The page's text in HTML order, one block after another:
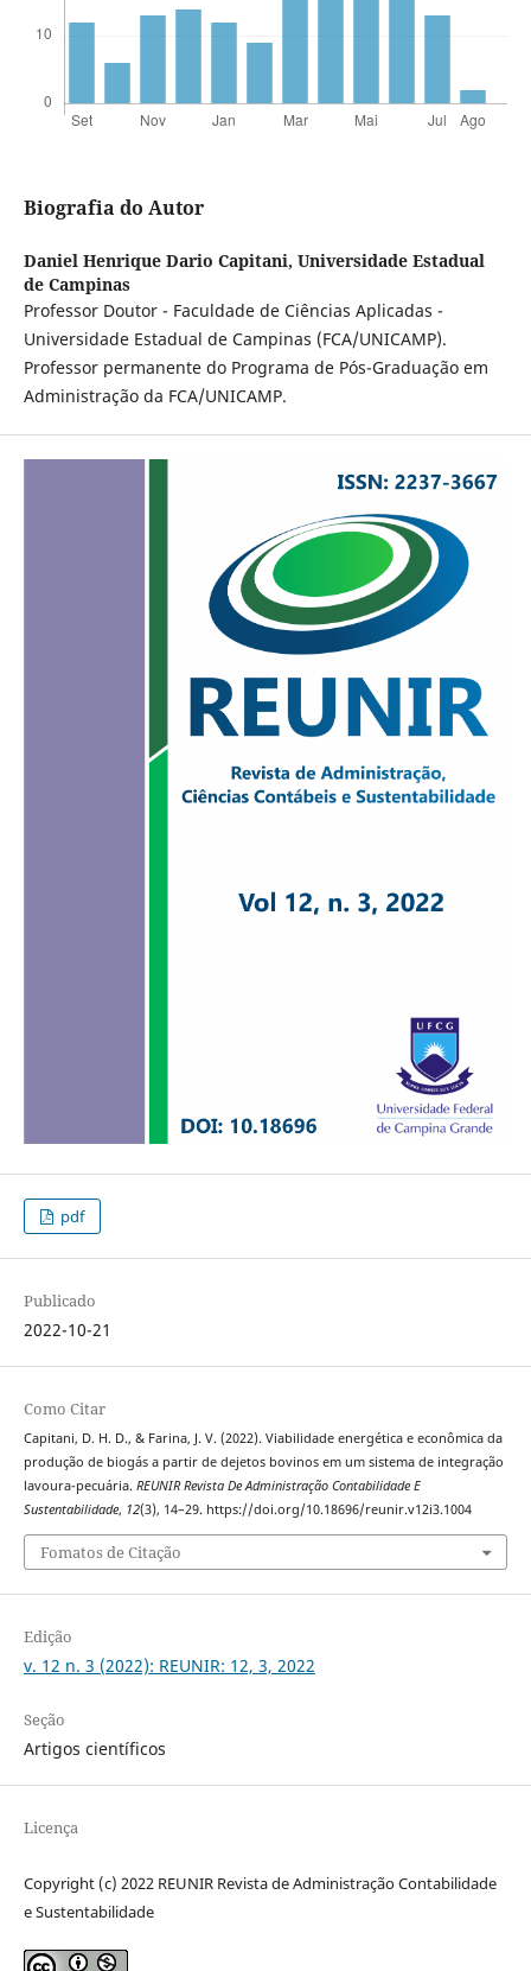
Biografia do Autor
Daniel Henrique Dario Capitani, Universidade Estadual
de Campinas
Professor Doutor - Faculdade de Ciências Aplicadas -
Universidade Estadual de Campinas (FCA/UNICAMP).
Professor permanente do Programa de Pós-Graduação em
Administração da FCA/UNICAMP.
pdf
Publicado
2022-10-21
Como Citar
Capitani, D. H. D., & Farina, J. V. (2022). Viabilidade energética e econômica da
produção de biogás a partir de dejetos bovinos em um sistema de integração
lavoura-pecuária. REUNIR Revista De Administração Contabilidade E
Sustentabilidade, 12(3), 14–29. https://doi.org/10.18696/reunir.v12i3.1004
Fomatos de Citação
Edição
v. 12 n. 3 (2022): REUNIR: 12, 3, 2022
Seção
Artigos científicos
Licença
Copyright (c) 2022 REUNIR Revista de Administração Contabilidade
e Sustentabilidade